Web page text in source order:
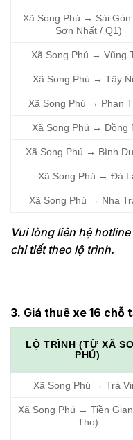
Xã Song Phú → Sài Gòn
Sơn Nhất / Q1)
Xã Song Phú → Vũng
Xã Song Phú → Tây
Xã Song Phú → Phan
Xã Song Phú → Đồng
Xã Song Phú → Bình
Xã Song Phú → Đà
Xã Song Phú → Nha
Vui lòng liên hệ
chi tiết theo lộ trình.
3. Giá thuê xe 16 chỗ
LỘ TRÌNH (TỪ XÃ
PHÚ)
Xã Song Phú → Trà
Xã Song Phú → Tiền
Tho)